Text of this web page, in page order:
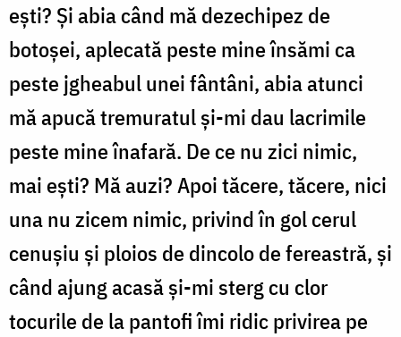
ești? Și abia când mă dezechipez de
botoșei, aplecată peste mine însămi ca
peste jgheabul unei fântâni, abia atunci
mă apucă tremuratul și-mi dau lacrimile
peste mine înafară. De ce nu zici nimic,
mai ești? Mă auzi? Apoi tăcere, tăcere, nici
una nu zicem nimic, privind în gol cerul
cenușiu și ploios de dincolo de fereastră, și
când ajung acasă și-mi sterg cu clor
tocurile de la pantofi îmi ridic privirea pe